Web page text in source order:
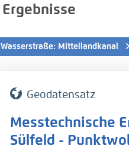
Ergebnisse
Wasserstraße: Mittellandkanal
Geodatensatz
Messtechnische
Sülfeld -